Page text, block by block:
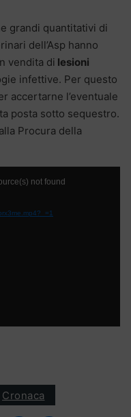
grandi quantitativi di
dell’Asp hanno
vendita di lesioni
infettive. Per questo
accertarne l’eventuale
posta sotto sequestro.
Procura della
not found
Cronaca